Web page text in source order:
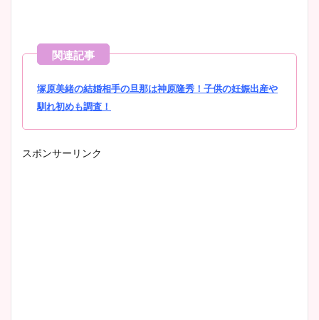
塚原美緒の結婚相手の旦那は神原隆秀！子供の妊娠出産や
馴れ初めも調査！
スポンサーリンク